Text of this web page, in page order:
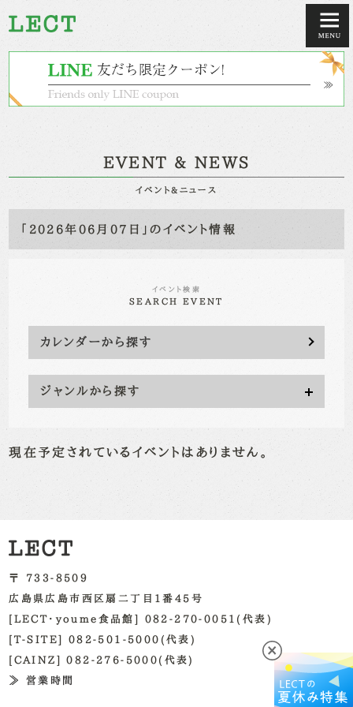
EVENT & NEWS
イベント&ニュース
「2026年06月07日」のイベント情報
イベント検索
SEARCH EVENT
カレンダーから探す
ジャンルから探す
現在予定されているイベントはありません。
〒 733-8509
広島県広島市西区扇二丁目1番45号
[LECT・youme食品館] 082-270-0051(代表)
[T-SITE] 082-501-5000(代表)
[CAINZ] 082-276-5000(代表)
≫ 営業時間